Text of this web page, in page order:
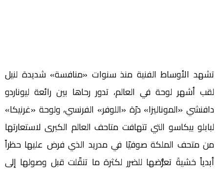
تشهد الأوساط الفنية منذ سنوات «منافسة» شديدة لنيل
لقب أشهر لوحة في العالم، تدور رحاها بين رائعة ليوناردو
دافنشي «الموناليزا» درّة «اللوفر» الفرنسي، ولوحة «غرنيكا»
لبابلو بيكاسو التي تتهافت متاحف العالم الكبرى لاستعارتها
من متحف الملكة صوفيّا في مدريد الذي فرض عليها حظراً
أبدياً خشيةَ تعرُّضها للضرر لكثرة ما تنقّلت قبل وصولها إلى